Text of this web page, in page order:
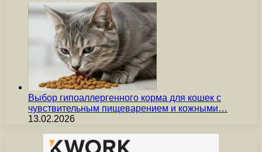
Выбор гипоаллергенного корма для кошек с
чувствительным пищеварением и кожными…
13.02.2026